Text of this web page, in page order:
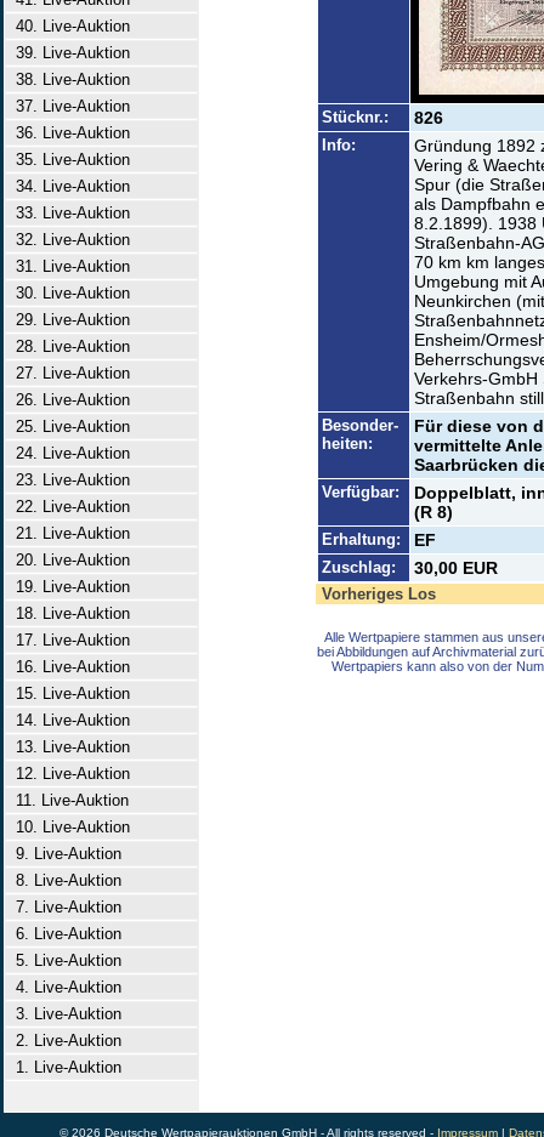
40. Live-Auktion
39. Live-Auktion
38. Live-Auktion
37. Live-Auktion
36. Live-Auktion
35. Live-Auktion
34. Live-Auktion
33. Live-Auktion
32. Live-Auktion
31. Live-Auktion
30. Live-Auktion
29. Live-Auktion
28. Live-Auktion
27. Live-Auktion
26. Live-Auktion
25. Live-Auktion
24. Live-Auktion
23. Live-Auktion
22. Live-Auktion
21. Live-Auktion
20. Live-Auktion
19. Live-Auktion
18. Live-Auktion
17. Live-Auktion
16. Live-Auktion
15. Live-Auktion
14. Live-Auktion
13. Live-Auktion
12. Live-Auktion
11. Live-Auktion
10. Live-Auktion
9. Live-Auktion
8. Live-Auktion
7. Live-Auktion
6. Live-Auktion
5. Live-Auktion
4. Live-Auktion
3. Live-Auktion
2. Live-Auktion
1. Live-Auktion
Stücknr.: 826
Info:
Gründung 1892
Vering &
Spur (die
als Dampfbahn
8.2.1899). 1938
Straßenbahn-
70 km km
Umgebung mit
Neunkirchen
Ensheim/
Verkehrs-
Straßenbahn
Besonder-
heiten:
Für diese von
vermittelte
Saarbrücken
Verfügbar:
Doppelblatt,
(R 8)
Erhaltung: EF
Zuschlag: 30,00 EUR
Vorheriges Los
Alle Wertpapiere stammen aus
bei Abbildungen auf Archivmaterial
Wertpapiers kann also von der
© 2026 Deutsche Wertpapierauktionen GmbH - All rights reserved - Impressum|